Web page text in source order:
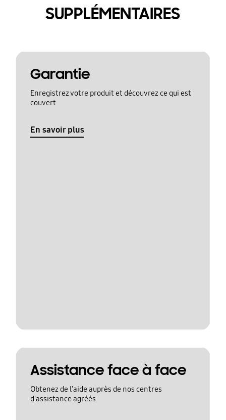
SUPPLÉMENTAIRES
Garantie
Enregistrez votre produit et découvrez ce qui est
couvert
En savoir plus
Assistance face à face
Obtenez de l'aide auprès de nos centres
d'assistance agréés